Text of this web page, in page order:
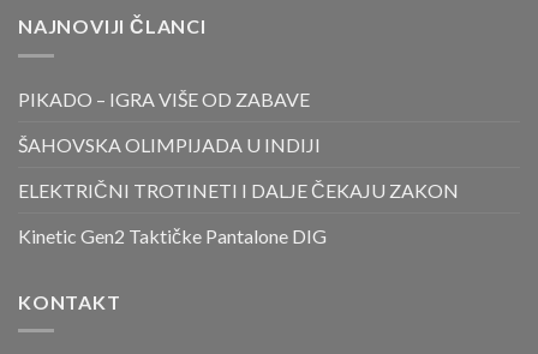
NAJNOVIJI ČLANCI
PIKADO – IGRA VIŠE OD ZABAVE
ŠAHOVSKA OLIMPIJADA U INDIJI
ELEKTRIČNI TROTINETI I DALJE ČEKAJU ZAKON
Kinetic Gen2 Taktičke Pantalone DIG
KONTAKT